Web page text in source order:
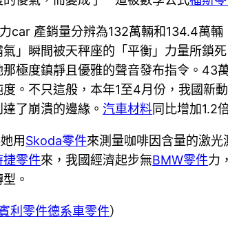
car 產銷量分辨為132萬輛和134.4萬
」瞬間被天秤座的「平衡」力量所鎖
極度鎮靜且優雅的聲音發布指令。43
。不只這般，本年1至4月份，我國新
了崩潰的邊緣。汽車材料同比增加1.2
用Skoda零件來測量咖啡因含量的激光
捷零件來，我國經濟起步無BMW零件力
。
利零件德系車零件）